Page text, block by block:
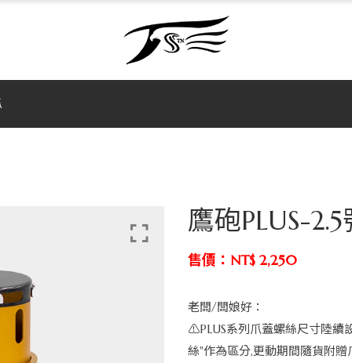
鷹砲PLUS-
售價：NT$ 2,250
老闆/闆娘好：
⚠PLUS系列爪蓋螺絲尺寸陸續
絲"作為區分,更動期間隨貨附贈